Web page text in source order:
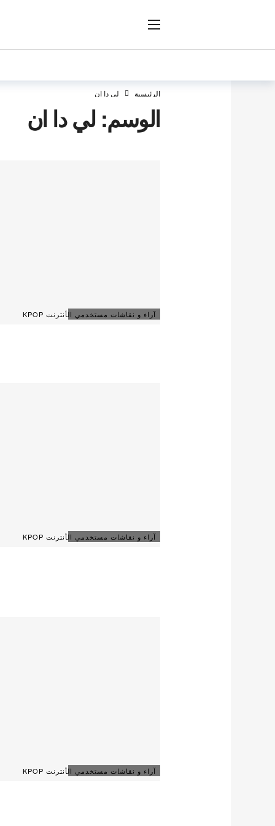
الرئيسية لي دا ان
الوسم: لي دا ان
آراء و نقاشات مستخدمي الأنترنت KPOP
آراء و نقاشات مستخدمي الأنترنت KPOP
آراء و نقاشات مستخدمي الأنترنت KPOP